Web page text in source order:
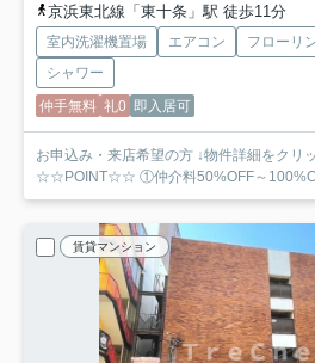
京浜東北線「東十条」駅 徒歩11分
室内洗濯機置場 エアコン フローリ
シャワー
仲手無料 礼0 即入居可
お申込み・来店希望の方 ↓物件詳細をクリ
☆☆POINT☆☆ ①仲介料50%OFF～
賃貸マンション